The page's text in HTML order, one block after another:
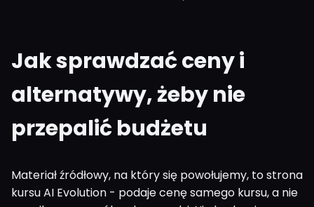
Jak sprawdzać ceny i
alternatywy, żeby nie
przepalić budżetu
Materiał źródłowy, na który się powołujemy, to strona
kursu AI Evolution - podaje cenę samego kursu, a nie